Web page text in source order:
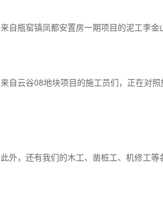
来自瓶窑镇凤都安置房一期项目的泥工李
来自云谷08地块项目的施工员们，正在对
此外，还有我们的木工、凿桩工、机修工